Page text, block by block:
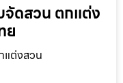
จัดสวน ตกแต่ง
ย
แต่งสวน